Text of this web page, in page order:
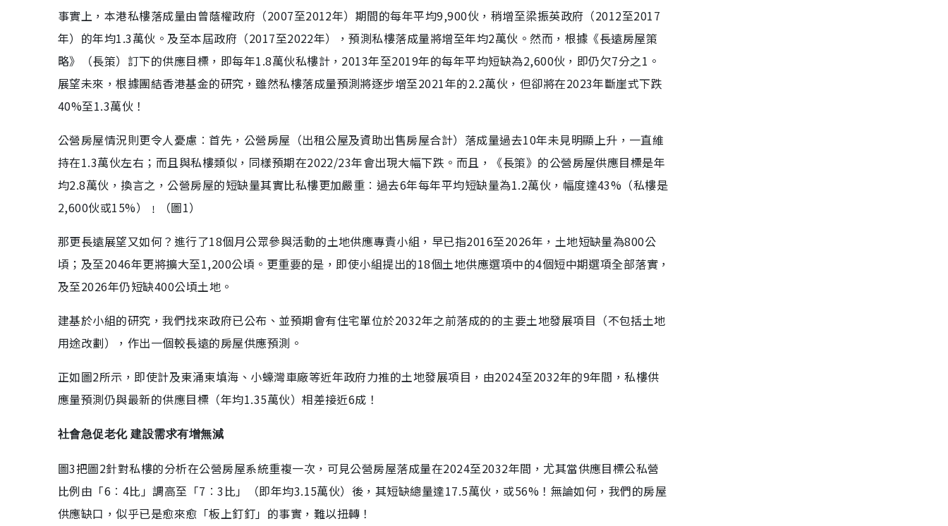
事實上，本港私樓落成量由曾蔭權政府（2007至2012年）期間的每年平均9,900伙，稍增至梁振英政府（2012至2017
年）的年均1.3萬伙。及至本屆政府（2017至2022年），預測私樓落成量將增至年均2萬伙。然而，根據《長遠房屋策
略》（長策）訂下的供應目標，即每年1.8萬伙私樓計，2013年至2019年的每年平均短缺為2,600伙，即仍欠7分之1。
展望未來，根據團結香港基金的研究，雖然私樓落成量預測將逐步增至2021年的2.2萬伙，但卻將在2023年斷崖式下跌
40%至1.3萬伙！
公營房屋情況則更令人憂慮︰首先，公營房屋（出租公屋及資助出售房屋合計）落成量過去10年未見明顯上升，一直維
持在1.3萬伙左右；而且與私樓類似，同樣預期在2022/23年會出現大幅下跌。而且，《長策》的公營房屋供應目標是年
均2.8萬伙，換言之，公營房屋的短缺量其實比私樓更加嚴重︰過去6年每年平均短缺量為1.2萬伙，幅度達43%（私樓是
2,600伙或15%）﹗（圖1）
那更長遠展望又如何？進行了18個月公眾參與活動的土地供應專責小組，早已指2016至2026年，土地短缺量為800公
頃；及至2046年更將擴大至1,200公頃。更重要的是，即使小組提出的18個土地供應選項中的4個短中期選項全部落實，
及至2026年仍短缺400公頃土地。
建基於小組的研究，我們找來政府已公布、並預期會有住宅單位於2032年之前落成的的主要土地發展項目（不包括土地
用途改劃），作出一個較長遠的房屋供應預測。
正如圖2所示，即使計及東涌東填海、小蠔灣車廠等近年政府力推的土地發展項目，由2024至2032年的9年間，私樓供
應量預測仍與最新的供應目標（年均1.35萬伙）相差接近6成！
社會急促老化 建設需求有增無減
圖3把圖2針對私樓的分析在公營房屋系統重複一次，可見公營房屋落成量在2024至2032年間，尤其當供應目標公私營
比例由「6︰4比」調高至「7︰3比」（即年均3.15萬伙）後，其短缺總量達17.5萬伙，或56%！無論如何，我們的房屋
供應缺口，似乎已是愈來愈「板上釘釘」的事實，難以扭轉！